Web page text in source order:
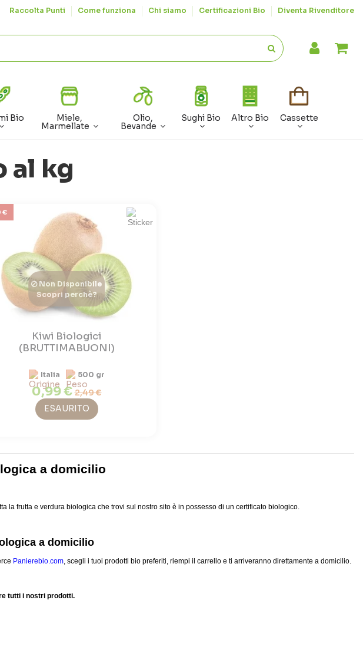
Raccolta Punti Come funziona Chi siamo Certificazioni Bio Diventa Rivenditore
Bio Miele,
Marmellate
Olio,
Bevande
Sughi Bio Altro Bio Cassette
al kg
€
Non Disponibile
Scopri perchè?
Kiwi Biologici
(BRUTTIMABUONI)
Italia 500 gr
0,99 €2,49 €
ESAURITO
a domicilio
la frutta e verdura biologica che trovi sul nostro sito è in possesso di un certificato biologico.
a domicilio
Panierebio.com, scegli i tuoi prodotti bio preferiti, riempi il carrello e ti arriveranno direttamente a domicilio.
tutti i nostri prodotti.